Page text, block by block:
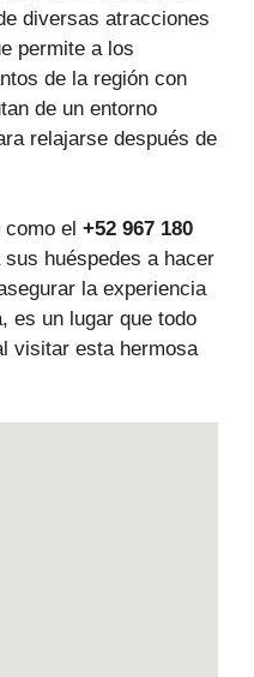
diversas atracciones
permite a los
de la región con
de un entorno
relajarse después de
como el +52 967 180
huéspedes a hacer
la experiencia
es un lugar que todo
visitar esta hermosa